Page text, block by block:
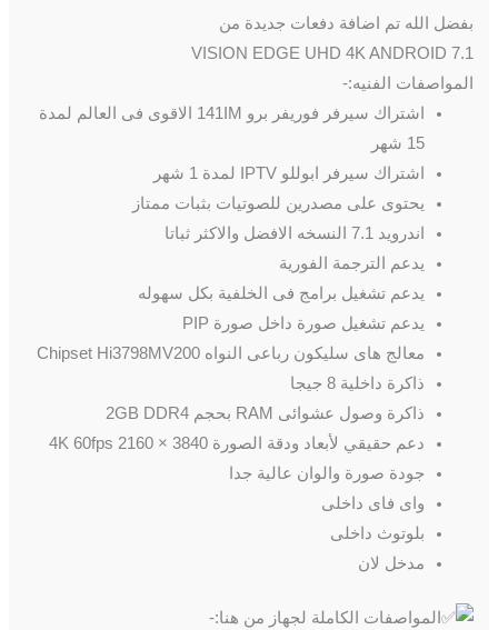
بفضل الله تم اضافة دفعات جديدة من
VISION EDGE UHD 4K ANDROID 7.1
المواصفات الفنيه:-
اشتراك سيرفر فوريفر برو 141IM الاقوى فى العالم لمدة
15 شهر
اشتراك سيرفر ابوللو IPTV لمدة 1 شهر
يحتوى على مصدرين للصوتيات بثبات ممتاز
اندرويد 7.1 النسخه الافضل والاكثر ثباتا
يدعم الترجمة الفورية
يدعم تشغيل برامج فى الخلفية بكل سهوله
يدعم تشغيل صورة داخل صورة PIP
معالج هاى سليكون رباعى النواه Chipset Hi3798MV200
ذاكرة داخلية 8 جيجا
ذاكرة وصول عشوائى RAM بحجم 2GB DDR4
دعم حقيقي لأبعاد ودقة الصورة 4K 60fps 2160 × 3840
جودة صورة والوان عالية جدا
واى فاى داخلى
بلوتوث داخلى
مدخل لان
المواصفات الكاملة لجهاز من هنا:-